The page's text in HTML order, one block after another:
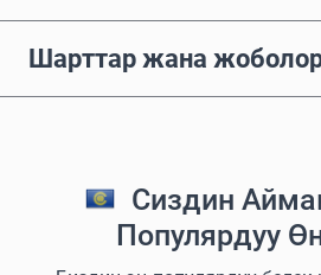
Шарттар жана
Сиздин
Популярдуу